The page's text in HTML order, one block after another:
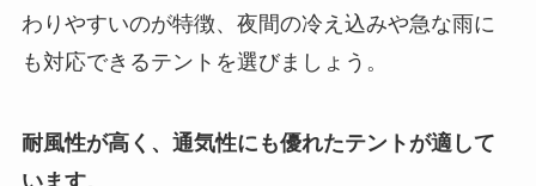
わりやすいのが特徴、夜間の冷え込みや急な雨に
も対応できるテントを選びましょう。
耐風性が高く、通気性にも優れたテントが適して